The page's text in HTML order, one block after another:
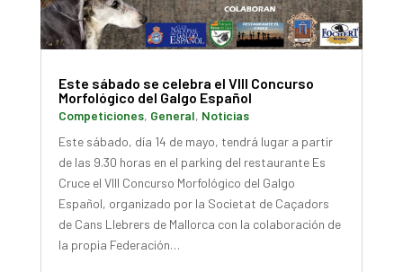
Este sábado se celebra el VIII Concurso
Morfológico del Galgo Español
Competiciones, General, Noticias
Este sábado, día 14 de mayo, tendrá lugar a partir
de las 9.30 horas en el parking del restaurante Es
Cruce el VIII Concurso Morfológico del Galgo
Español, organizado por la Societat de Caçadors
de Cans Llebrers de Mallorca con la colaboración de
la propia Federación…